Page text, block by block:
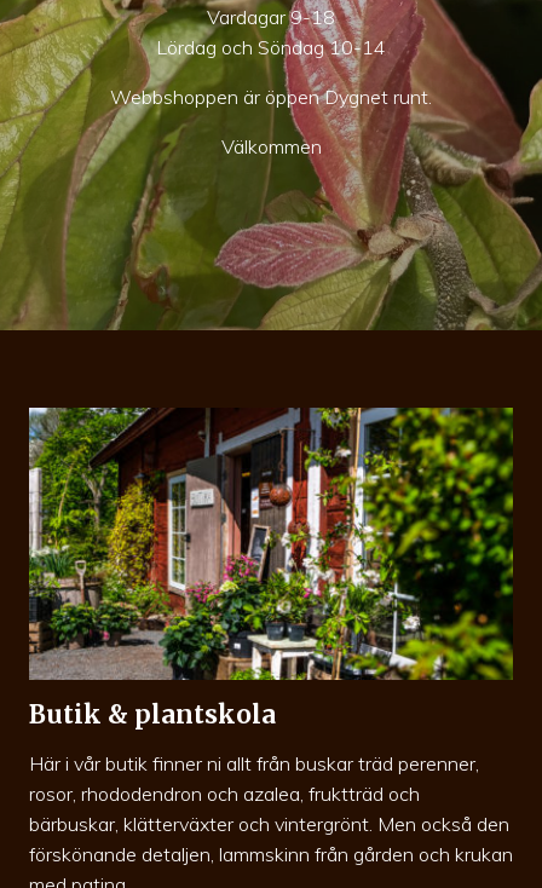
Vardagar 9-18
Lördag och Söndag 10-14
Webbshoppen är öppen Dygnet runt.
Välkommen
Butik & plantskola
Här i vår butik finner ni allt från buskar träd perenner,
rosor, rhododendron och azalea, fruktträd och
bärbuskar, klätterväxter och vintergrönt. Men också den
förskönande detaljen, lammskinn från gården och krukan